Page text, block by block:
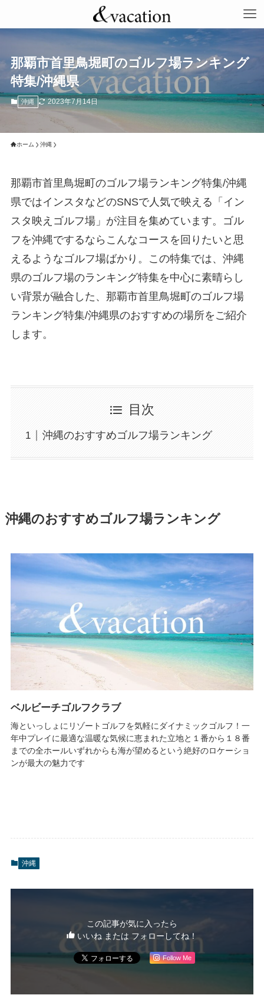
那覇市首里鳥堀町のゴルフ場ランキング
特集/沖縄県
沖縄 2023年7月14日
ホーム 沖縄
那覇市首里鳥堀町のゴルフ場ランキング特集/沖縄
県ではインスタなどのSNSで人気で映える「イン
スタ映えゴルフ場」が注目を集めています。ゴル
フを沖縄でするならこんなコースを回りたいと思
えるようなゴルフ場ばかり。この特集では、沖縄
県のゴルフ場のランキング特集を中心に素晴らし
い背景が融合した、那覇市首里鳥堀町のゴルフ場
ランキング特集/沖縄県のおすすめの場所をご紹介
します。
目次
沖縄のおすすめゴルフ場ランキング
沖縄のおすすめゴルフ場ランキング
ベルビーチゴルフクラブ
海といっしょにリゾートゴルフを気軽にダイナミックゴルフ！一
年中プレイに最適な温暖な気候に恵まれた立地と１番から１８番
までの全ホールいずれからも海が望めるという絶好のロケーショ
ンが最大の魅力です
沖縄
この記事が気に入ったら
いいね または フォローしてね！
Follow Me